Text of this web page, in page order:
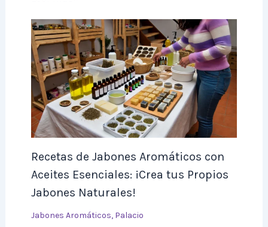
Recetas de Jabones Aromáticos con
Aceites Esenciales: ¡Crea tus Propios
Jabones Naturales!
Jabones Aromáticos, Palacio